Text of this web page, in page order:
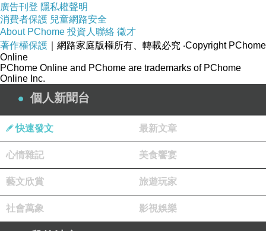
廣告刊登 隱私權聲明
消費者保護 兒童網路安全
About PChome 投資人聯絡 徵才
著作權保護 ｜網路家庭版權所有、轉載必究 ‧Copyright PChome
Online
PChome Online and PChome are trademarks of PChome
Online Inc.
個人新聞台
快速發文 最新文章
心情雜記 美食饗宴
藝文欣賞 旅遊玩家
社會萬象 影視娛樂